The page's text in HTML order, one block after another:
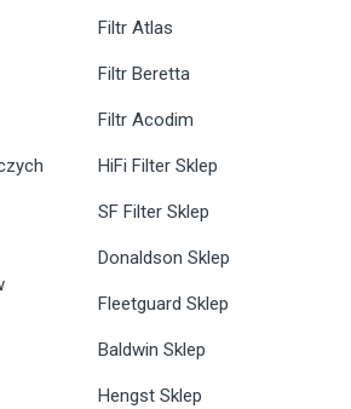
Filtr Atlas
Filtr Beretta
Filtr Acodim
HiFi Filter Sklep
SF Filter Sklep
Donaldson Sklep
Fleetguard Sklep
Baldwin Sklep
Hengst Sklep